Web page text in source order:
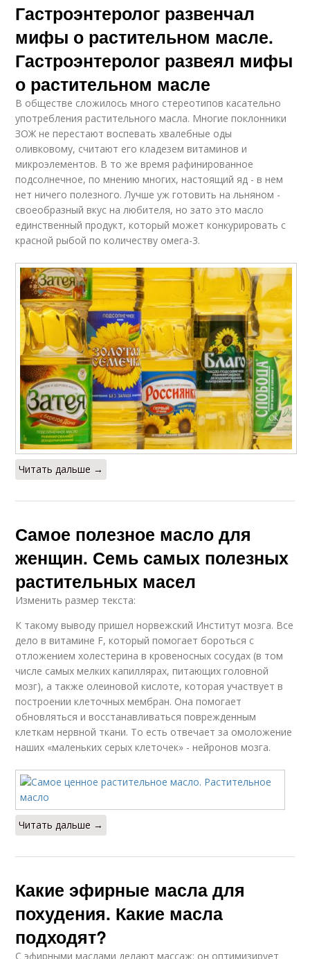
Гастроэнтеролог развенчал
мифы о растительном масле.
Гастроэнтеролог развеял мифы
о растительном масле
В обществе сложилось много стереотипов касательно
употребления растительного масла. Многие поклонники
ЗОЖ не перестают воспевать хвалебные оды
оливковому, считают его кладезем витаминов и
микроэлементов. В то же время рафинированное
подсолнечное, по мнению многих, настоящий яд - в нем
нет ничего полезного. Лучше уж готовить на льняном -
своеобразный вкус на любителя, но зато это масло
единственный продукт, который может конкурировать с
красной рыбой по количеству омега-3.
Читать дальше →
Самое полезное масло для
женщин. Семь самых полезных
растительных масел
Изменить размер текста:
К такому выводу пришел норвежский Институт мозга. Все
дело в витамине F, который помогает бороться с
отложением холестерина в кровеносных сосудах (в том
числе самых мелких капиллярах, питающих головной
мозг), а также олеиновой кислоте, которая участвует в
построении клеточных мембран. Она помогает
обновляться и восстанавливаться поврежденным
клеткам нервной ткани. То есть отвечает за омоложение
наших «маленьких серых клеточек» - нейронов мозга.
Читать дальше →
Какие эфирные масла для
похудения. Какие масла
подходят?
С эфирными маслами делают массаж: он оптимизирует